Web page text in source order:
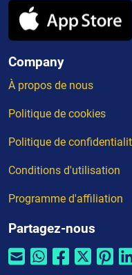
Company
À propos de nous
Politique de cookies
Politique de
Conditions d'utilisation
Programme d'affiliation
Partagez-nous